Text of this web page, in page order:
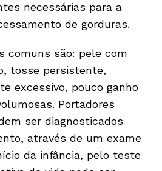
necessárias para a
de gorduras.
comuns são: pele com
tosse persistente,
excessivo, pouco ganho
Portadores
ser diagnosticados
através de um exame
da infância, pelo teste